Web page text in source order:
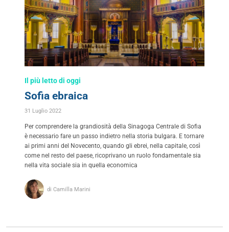
Il più letto di oggi
Sofia ebraica
31 Luglio 2022
Per comprendere la grandiosità della Sinagoga Centrale di Sofia
è necessario fare un passo indietro nella storia bulgara. E tornare
ai primi anni del Novecento, quando gli ebrei, nella capitale, così
come nel resto del paese, ricoprivano un ruolo fondamentale sia
nella vita sociale sia in quella economica
di Camilla Marini